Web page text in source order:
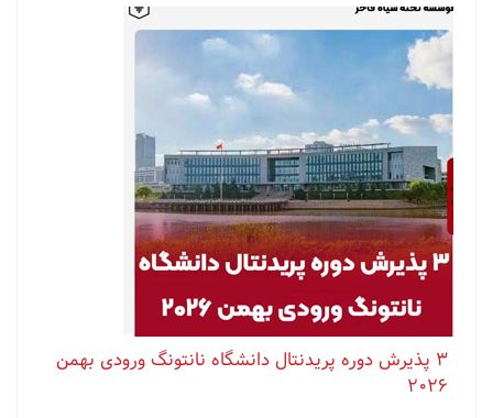
۳ پذیرش دوره پریدنتال دانشگاه نانتونگ ورودی بهمن
۲۰۲۶